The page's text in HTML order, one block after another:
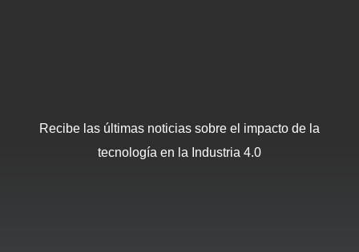
Recibe las últimas noticias sobre el impacto de la
tecnología en la Industria 4.0